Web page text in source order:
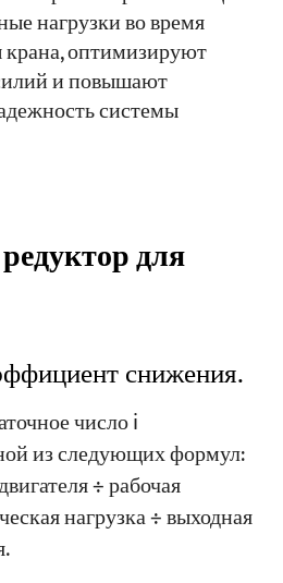
нагрузки во время
оптимизируют
и повышают
системы
для
снижения.
число i
из следующих формул:
÷ рабочая
нагрузка ÷ выходная